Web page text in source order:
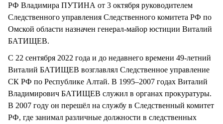
РФ Владимира ПУТИНА от 3 октября руководителем
Следственного управления Следственного комитета РФ по
Омской области назначен генерал-майор юстиции Виталий
БАТИЩЕВ.
С 22 сентября 2022 года и до недавнего времени 49-летний
Виталий БАТИЩЕВ возглавлял Следственное управление
СК РФ по Республике Алтай. В 1995–2007 годах Виталий
Владимирович БАТИЩЕВ служил в органах прокуратуры.
В 2007 году он перешёл на службу в Следственный комитет
РФ, где занимал различные должности в следственных